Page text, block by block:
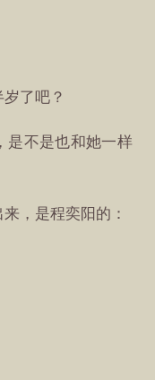
了吧？
是不是也和她一样
，是程奕阳的：